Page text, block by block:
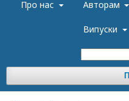
Про нас Авторам
Випуски